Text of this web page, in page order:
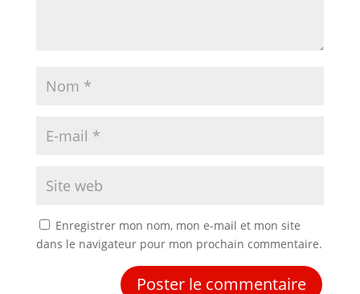
Enregistrer mon nom, mon e-mail et mon site
dans le navigateur pour mon prochain commentaire.